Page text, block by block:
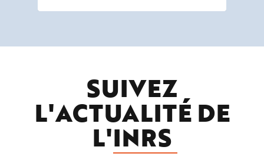
SUIVEZ
L'ACTUALITÉ DE
L'INRS